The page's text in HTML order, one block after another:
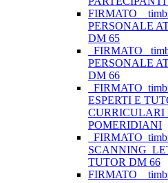
PERSONALE
DM 65
_FIRMATO_
PERSONALE
DM 66
ESPERTI E
POMERIDIANI
TUTOR DM 66
FIRMATO _